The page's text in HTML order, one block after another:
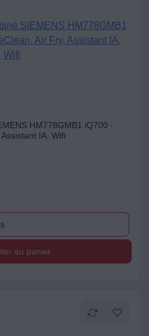
HM778GMB1 iQ700 -
IA, Wifi
au panier